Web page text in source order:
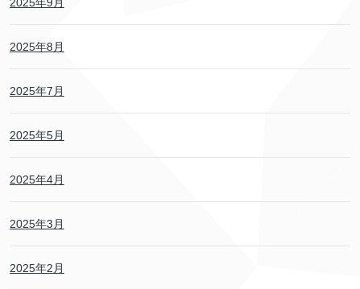
2025年9月
2025年8月
2025年7月
2025年5月
2025年4月
2025年3月
2025年2月